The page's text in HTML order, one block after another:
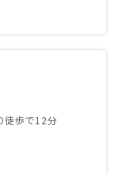
徒歩で12分